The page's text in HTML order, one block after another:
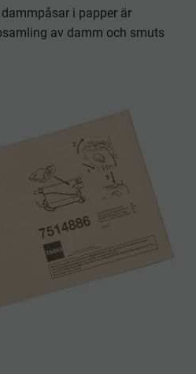
i papper är
av damm och smuts